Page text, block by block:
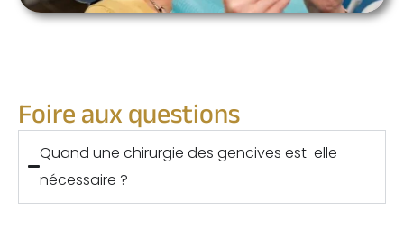
Foire aux questions
Quand une chirurgie des gencives est-elle
nécessaire ?